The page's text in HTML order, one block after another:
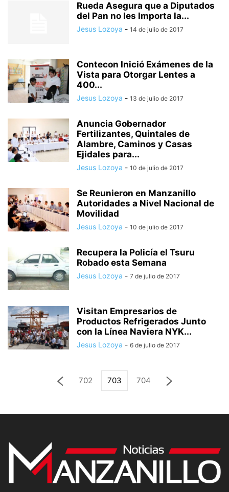
Rueda Asegura que a Diputados
del Pan no les Importa la...
Jesus Lozoya - 14 de julio de 2017
Contecon Inició Exámenes de la
Vista para Otorgar Lentes a
400...
Jesus Lozoya - 13 de julio de 2017
Anuncia Gobernador
Fertilizantes, Quintales de
Alambre, Caminos y Casas
Ejidales para...
Jesus Lozoya - 10 de julio de 2017
Se Reunieron en Manzanillo
Autoridades a Nivel Nacional de
Movilidad
Jesus Lozoya - 10 de julio de 2017
Recupera la Policía el Tsuru
Robado esta Semana
Jesus Lozoya - 7 de julio de 2017
Visitan Empresarios de
Productos Refrigerados Junto
con la Línea Naviera NYK...
Jesus Lozoya - 6 de julio de 2017
702 703 704